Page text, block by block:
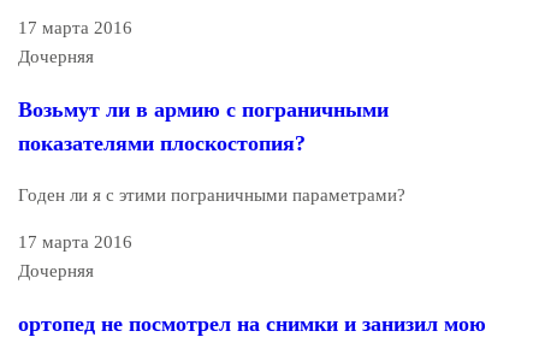
17 марта 2016
Дочерняя
Возьмут ли в армию с пограничными
показателями плоскостопия?
Годен ли я с этими пограничными параметрами?
17 марта 2016
Дочерняя
ортопед не посмотрел на снимки и занизил мою